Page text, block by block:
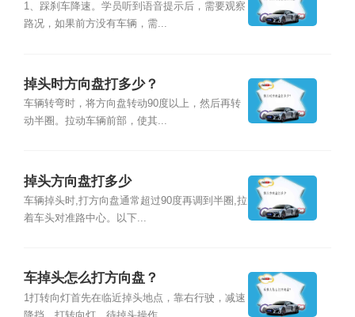
1、踩刹车降速。学员听到语音提示后，需要观察
路况，如果前方没有车辆，需...
掉头时方向盘打多少？
车辆转弯时，将方向盘转动90度以上，然后再转
动半圈。拉动车辆前部，使其...
掉头方向盘打多少
车辆掉头时,打方向盘通常超过90度再调到半圈,拉
着车头对准路中心。以下...
车掉头怎么打方向盘？
1打转向灯首先在临近掉头地点，靠右行驶，减速